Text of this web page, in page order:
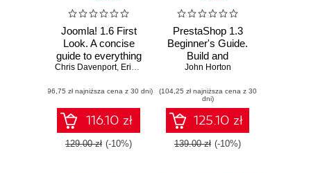
Joomla! 1.6 First
Look. A concise
guide to everything
that's new in
Chris Davenport, Eric Tiggeler
(96,75 zł najniższa cena z 30 dni)
116.10 zł
129.00 zł (-10%)
PrestaShop 1.3
Beginner's Guide.
Build and
customize your
this speedy,
lightweight e-
commerce solution
John Horton
(104,25 zł najniższa cena z 30
dni)
125.10 zł
139.00 zł (-10%)